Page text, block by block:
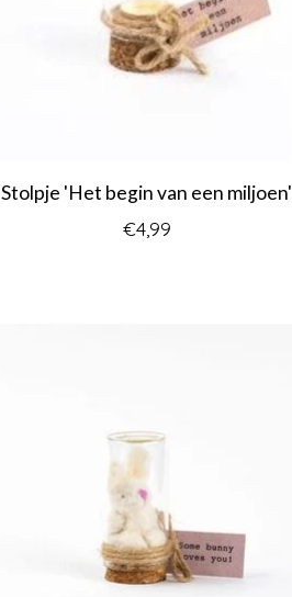
Stolpje 'Het begin van een miljoen'
€4,99